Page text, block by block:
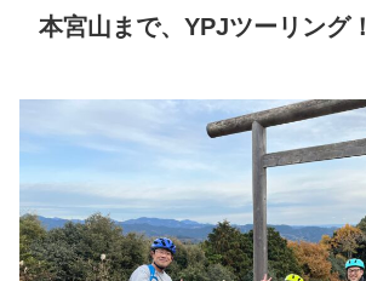
本宮山まで、YPJツーリング！